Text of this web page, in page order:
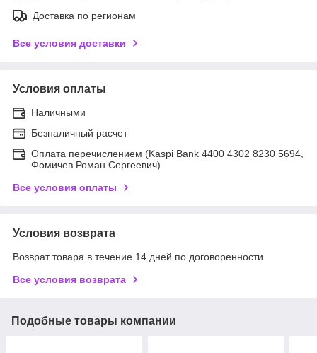
Доставка по регионам
Все условия доставки
Условия оплаты
Наличными
Безналичный расчет
Оплата перечислением (Kaspi Bank 4400 4302 8230 5694,
Фомичев Роман Сергеевич)
Все условия оплаты
Условия возврата
Возврат товара в течение 14 дней по договоренности
Все условия возврата
Подобные товары компании